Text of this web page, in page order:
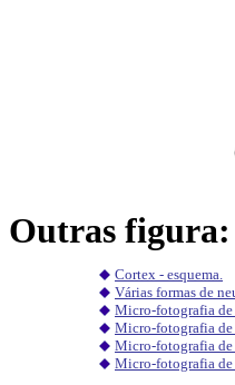
Outras figura:
Cortex - esquema.
Várias formas de
Micro-fotografia de
Micro-fotografia de
Micro-fotografia de
Micro-fotografia de